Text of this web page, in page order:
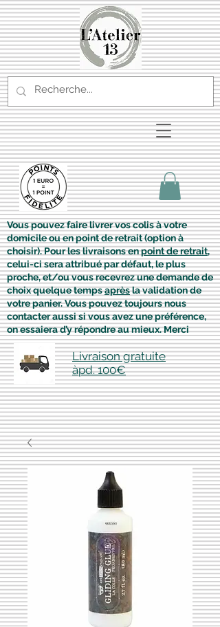
Vous pouvez faire livrer vos colis à votre
domicile ou en point de retrait (option à
choisir). Pour les livraisons enpoint de retrait,
celui-ci sera attribué par défaut, le plus
proche, et/ou vous recevrez une demande de
choix quelque tempsaprèsla validation de
votre panier. Vous pouvez toujours nous
contacter aussi si vous avez une préférence,
on essaiera d’y répondre au mieux. Merci
Livraison gratuite
àpd. 100€